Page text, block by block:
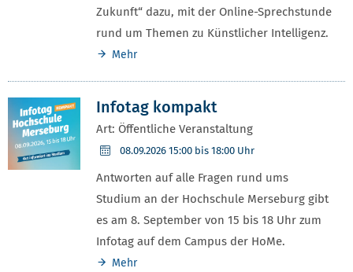
Zukunft“ dazu, mit der Online-Sprechstunde
rund um Themen zu Künstlicher Intelligenz.
Mehr
Infotag kompakt
Art: Öffentliche Veranstaltung
08.09.2026 15:00 bis 18:00 Uhr
Antworten auf alle Fragen rund ums
Studium an der Hochschule Merseburg gibt
es am 8. September von 15 bis 18 Uhr zum
Infotag auf dem Campus der HoMe.
Mehr